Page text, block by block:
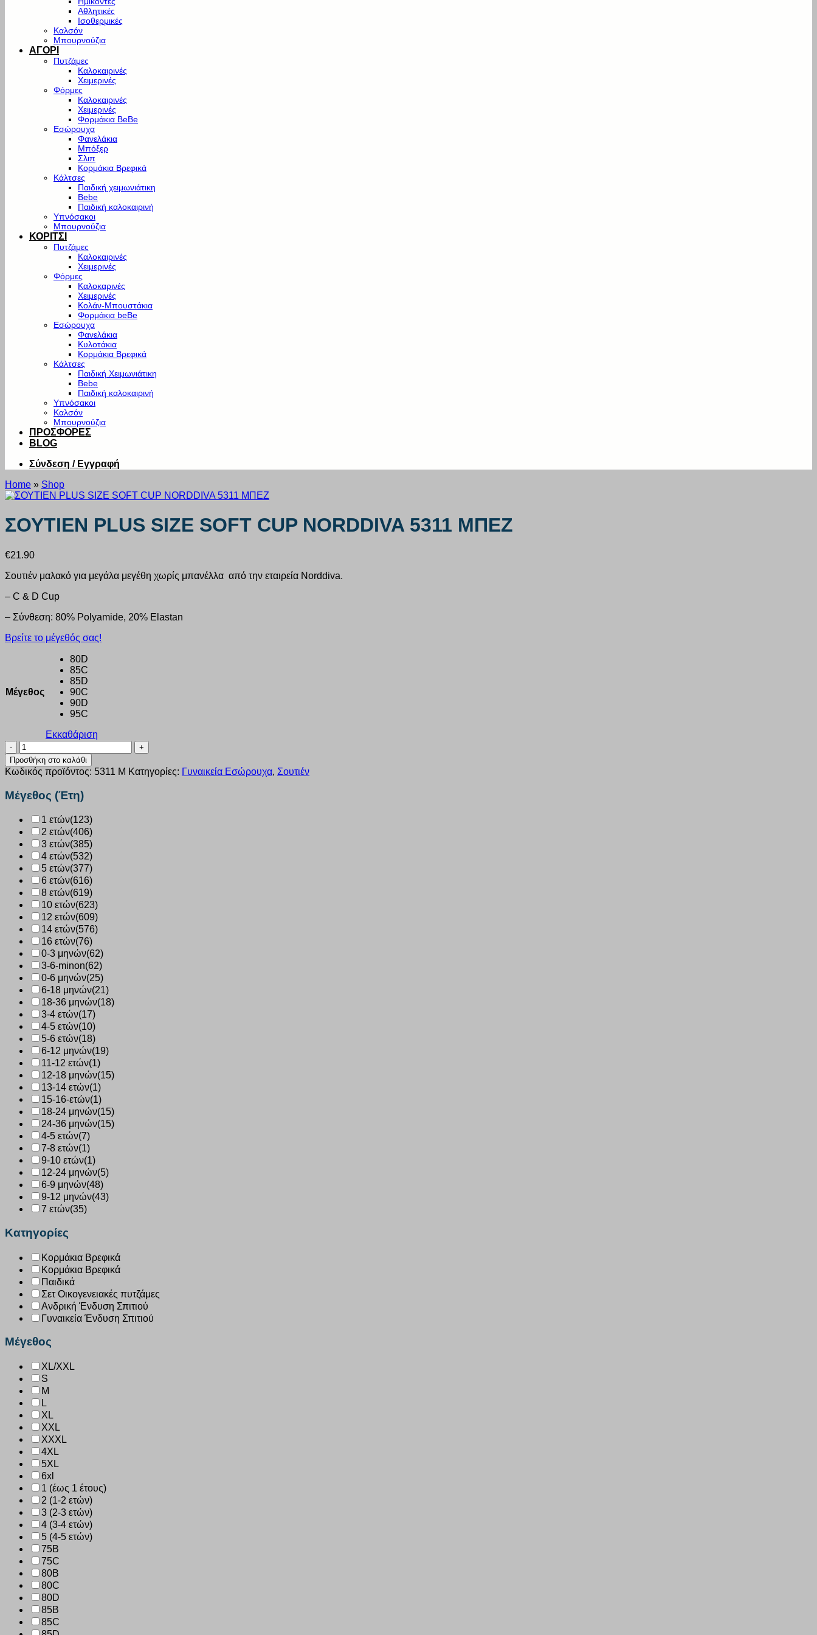
Αθλητικές
Ισοθερμικές
Καλσόν
Μπουρνούζια
ΑΓΟΡΙ
Πυτζάμες
Καλοκαιρινές
Χειμερινές
Φόρμες
Καλοκαιρινές
Χειμερινές
Φορμάκια BeBe
Εσώρουχα
Φανελάκια
Μπόξερ
Σλιπ
Κορμάκια Βρεφικά
Κάλτσες
Παιδική χειμωνιάτικη
Bebe
Παιδική καλοκαιρινή
Υπνόσακοι
Μπουρνούζια
ΚΟΡΙΤΣΙ
Πυτζάμες
Καλοκαιρινές
Χειμερινές
Φόρμες
Καλοκαρινές
Χειμερινές
Κολάν-Μπουστάκια
Φορμάκια beBe
Εσώρουχα
Φανελάκια
Κυλοτάκια
Κορμάκια Βρεφικά
Κάλτσες
Παιδική Χειμωνιάτικη
Bebe
Παιδική καλοκαιρινή
Υπνόσακοι
Καλσόν
Μπουρνούζια
ΠΡΟΣΦΟΡΕΣ
BLOG
Σύνδεση / Εγγραφή
Home » Shop
ΣΟΥΤΙΕΝ PLUS SIZE SOFT CUP NORDDIVA 5311 ΜΠΕΖ
€21.90
Σουτιέν μαλακό για μεγάλα μεγέθη χωρίς μπανέλλα από την εταιρεία Norddiva.
– C & D Cup
– Σύνθεση: 80% Polyamide, 20% Elastan
Βρείτε το μέγεθός σας!
Μέγεθος
80D
85C
85D
90C
90D
95C
Εκκαθάριση
ΣΟΥΤΙΕΝ
PLUS
SIZE
SOFT
CUP
NORDDIVA
ΜΠΕΖ
ποσότητα
Προσθήκη στο καλάθι
Κωδικός προϊόντος: 5311 Μ Κατηγορίες: Γυναικεία Εσώρουχα, Σουτιέν
Μέγεθος (Έτη)
1 ετών(123)
2 ετών(406)
3 ετών(385)
4 ετών(532)
5 ετών(377)
6 ετών(616)
8 ετών(619)
10 ετών(623)
12 ετών(609)
14 ετών(576)
16 ετών(76)
0-3 μηνών(62)
3-6-minon(62)
0-6 μηνών(25)
6-18 μηνών(21)
18-36 μηνών(18)
3-4 ετών(17)
4-5 ετών(10)
5-6 ετών(18)
6-12 μηνών(19)
11-12 ετών(1)
12-18 μηνών(15)
13-14 ετών(1)
15-16-ετών(1)
18-24 μηνών(15)
24-36 μηνών(15)
4-5 ετών(7)
7-8 ετών(1)
9-10 ετών(1)
12-24 μηνών(5)
6-9 μηνών(48)
9-12 μηνών(43)
7 ετών(35)
Κατηγορίες
Κορμάκια Βρεφικά
Κορμάκια Βρεφικά
Παιδικά
Σετ Οικογενειακές πυτζάμες
Ανδρική Ένδυση Σπιτιού
Γυναικεία Ένδυση Σπιτιού
Μέγεθος
XL/XXL
S
M
L
XL
XXL
XXXL
4XL
5XL
6xl
1 (έως 1 έτους)
2 (1-2 ετών)
3 (2-3 ετών)
4 (3-4 ετών)
5 (4-5 ετών)
75B
75C
80B
80C
80D
85B
85C